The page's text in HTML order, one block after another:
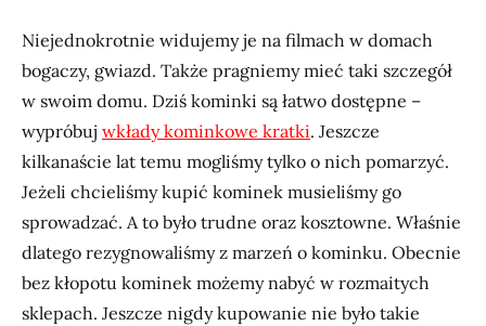
Niejednokrotnie widujemy je na filmach w domach
bogaczy, gwiazd. Także pragniemy mieć taki szczegół
w swoim domu. Dziś kominki są łatwo dostępne –
wypróbuj wkłady kominkowe kratki. Jeszcze
kilkanaście lat temu mogliśmy tylko o nich pomarzyć.
Jeżeli chcieliśmy kupić kominek musieliśmy go
sprowadzać. A to było trudne oraz kosztowne. Właśnie
dlatego rezygnowaliśmy z marzeń o kominku. Obecnie
bez kłopotu kominek możemy nabyć w rozmaitych
sklepach. Jeszcze nigdy kupowanie nie było takie